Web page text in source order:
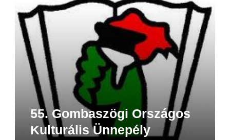
55. Gombaszögi Országos
Kulturális Ünnepély